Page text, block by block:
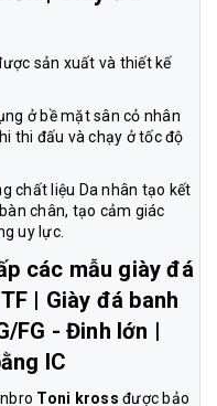
sản xuất và thiết kế
ở bề mặt sân cỏ nhân
thi đấu và chạy ở tốc độ
chất liệu Da nhân tạo kết
chân, tạo cảm giác
uy lực.
các mẫu giày đá
| Giày đá banh
FG - Đinh lớn |
IC
Toni kross được bảo